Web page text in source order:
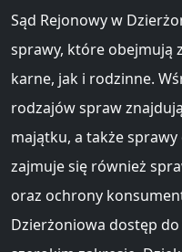
Sąd Rejonowy w
sprawy, które obejmują
karne, jak i rodzinne.
rodzajów spraw
majątku, a także
zajmuje się również
oraz ochrony
Dzierżoniowa dostęp